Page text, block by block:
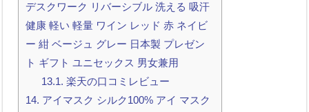
デスクワーク リバーシブル 洗える 吸汗
健康 軽い 軽量 ワイン レッド 赤 ネイビ
ー 紺 ベージュ グレー 日本製 プレゼン
ト ギフト ユニセックス 男女兼用
13.1. 楽天の口コミレビュー
14. アイマスク シルク100% アイ マスク